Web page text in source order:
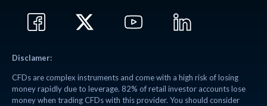
Disclamer:
CFDs are complex instruments and come with a high risk of losing
money rapidly due to leverage. 82% of retail investor accounts lose
money when trading CFDs with this provider. You should consider